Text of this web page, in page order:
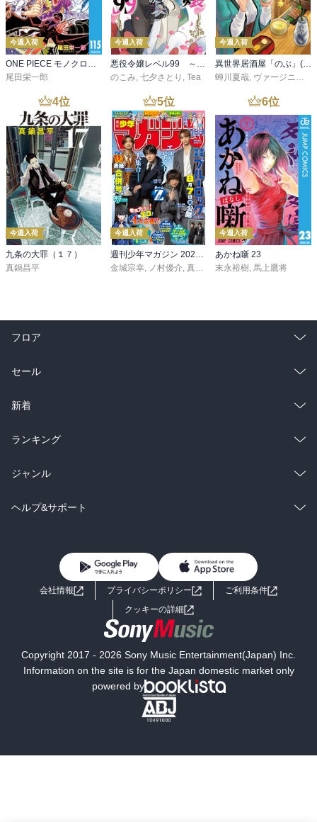
今週入荷
ONE PIECE モノクロ版 115
尾田栄一郎
今週入荷
悪役令嬢レベル99 ～私は裏ボスですが魔王ではありません～ その６
のこみ, 七夕さとり , Tea
今週入荷
異世界居酒屋「のぶ」(22)
蝉川夏哉, ヴァージニア二等兵
4位
今週入荷
九条の大罪（１７）
真鍋昌平
5位
今週入荷
週刊少年マガジン 2026年36・37号[2026年8月5日発売]
金城宗幸, ノ村優介, 真島ヒロ ,宮島礼吏,新川直司
6位
今週入荷
あかね噺 23
末永裕樹, 馬上鷹将
フロア
総合
ラノベ
雑誌・グラビア
BL・TL
セール
総合
ラノベ
雑誌・グラビア
BL・TL
新着
総合
ラノベ
雑誌・グラビア
ランキング
総合
ラノベ
ジャンル
コミック
ライトノベル 男子向けラノベ
小説
海外小説
ミステリー SF
文学
ヘルプ&サポート
よくあるご質問 お問い合わせ
会社情報 プライバシーポリシー
ご利用条件
クッキーの詳細
Copyright 2017 - 2026 Sony Music Entertainment(Japan) Inc.
Information on the site is for the Japan domestic market only
powered by